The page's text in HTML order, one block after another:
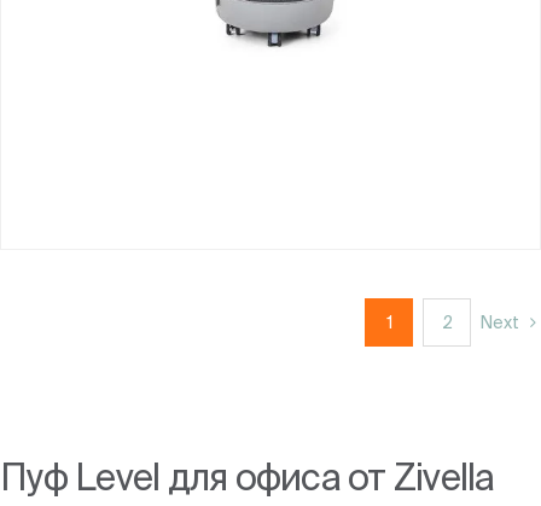
1 2 Next
Пуф Level для офиса от Zivella